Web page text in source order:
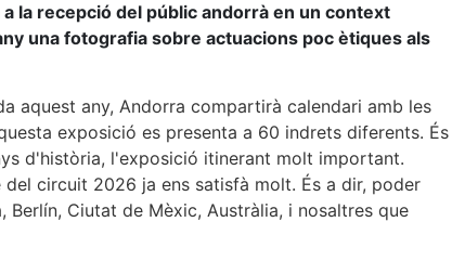
la recepció del públic andorrà en un context
una fotografia sobre actuacions poc ètiques als
aquest any, Andorra compartirà calendari amb les
exposició es presenta a 60 indrets diferents. És
d'història, l'exposició itinerant molt important.
circuit 2026 ja ens satisfà molt. És a dir, poder
Berlín, Ciutat de Mèxic, Austràlia, i nosaltres que